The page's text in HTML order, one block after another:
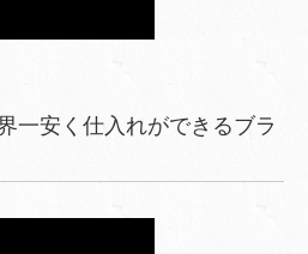
一安く仕入れができるブラ